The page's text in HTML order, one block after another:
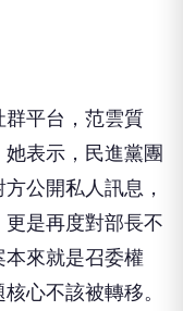
平台，范雲質
表示，民進黨團
公開私人訊息，
是再度對部長不
來就是召委權
心不該被轉移。